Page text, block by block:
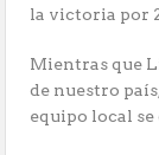
la victoria por
Mientras que
de nuestro
equipo local